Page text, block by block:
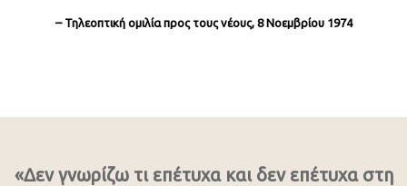
– Τηλεοπτική ομιλία προς τους νέους, 8 Νοεμβρίου 1974
«Δεν γνωρίζω τι επέτυχα και δεν επέτυχα στη